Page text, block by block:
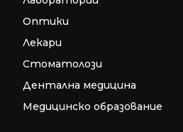
Оптики
Лекари
Стоматолози
Дентална медицина
Медицинско образование